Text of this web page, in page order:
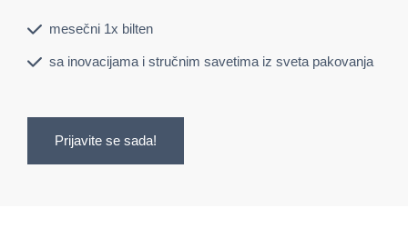
mesečni 1x bilten
sa inovacijama i stručnim savetima iz sveta pakovanja
Prijavite se sada!